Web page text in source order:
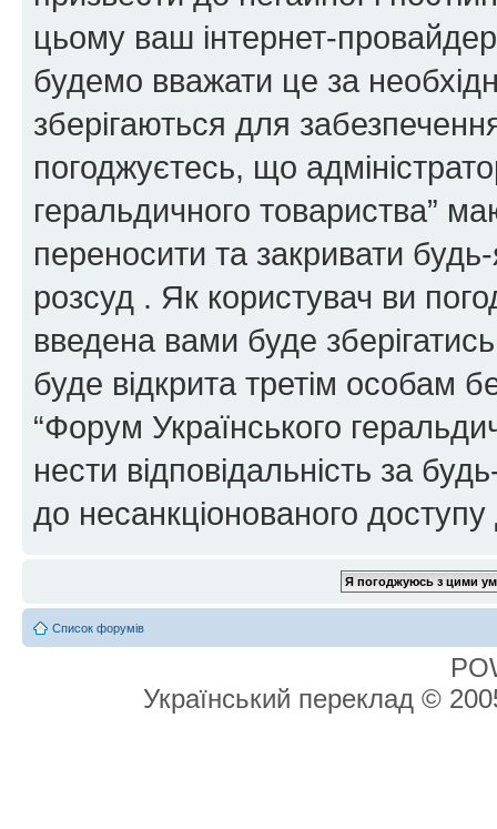
цьому ваш інтернет-
будемо вважати це за
зберігаються для
погоджуєтесь, що
геральдичного товариства”
переносити та закривати
розсуд . Як користувач ви
введена вами буде
буде відкрита третім особам
“Форум Українського
нести відповідальність за
до несанкціонованого доступу
Список форумів
Український переклад ©